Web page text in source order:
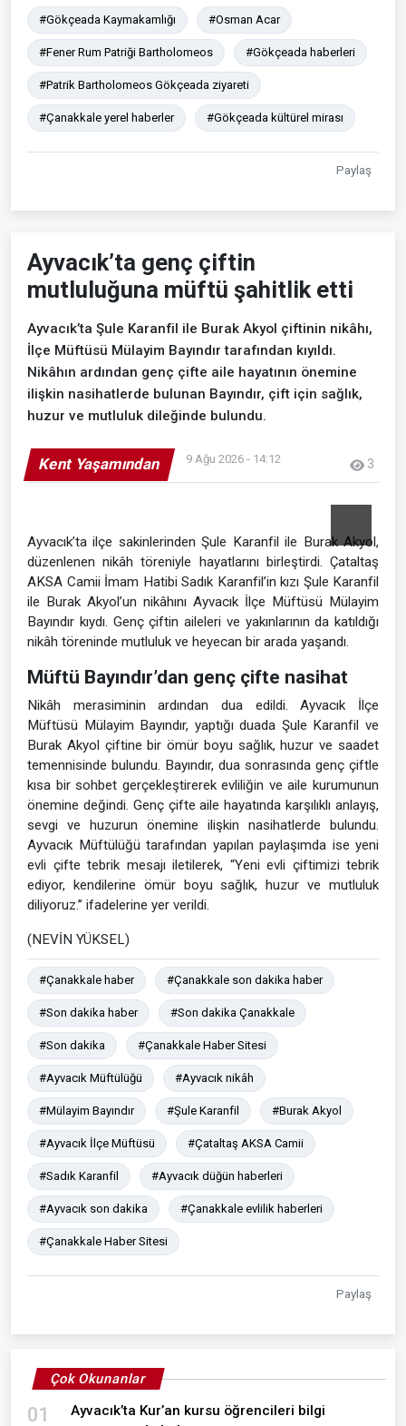
#Gökçeada Kaymakamlığı #Osman Acar
#Fener Rum Patriği Bartholomeos #Gökçeada haberleri
#Patrik Bartholomeos Gökçeada ziyareti
#Çanakkale yerel haberler #Gökçeada kültürel mirası
Paylaş
Ayvacık’ta genç çiftin
mutluluğuna müftü şahitlik etti
Ayvacık’ta Şule Karanfil ile Burak Akyol çiftinin nikâhı,
İlçe Müftüsü Mülayim Bayındır tarafından kıyıldı.
Nikâhın ardından genç çifte aile hayatının önemine
ilişkin nasihatlerde bulunan Bayındır, çift için sağlık,
huzur ve mutluluk dileğinde bulundu.
Kent Yaşamından 9 Ağu 2026 - 14:12 3
Ayvacık’ta ilçe sakinlerinden Şule Karanfil ile Burak Akyol,
düzenlenen nikâh töreniyle hayatlarını birleştirdi. Çataltaş
AKSA Camii İmam Hatibi Sadık Karanfil’in kızı Şule Karanfil
ile Burak Akyol’un nikâhını Ayvacık İlçe Müftüsü Mülayim
Bayındır kıydı. Genç çiftin aileleri ve yakınlarının da katıldığı
nikâh töreninde mutluluk ve heyecan bir arada yaşandı.
Müftü Bayındır’dan genç çifte nasihat
Nikâh merasiminin ardından dua edildi. Ayvacık İlçe
Müftüsü Mülayim Bayındır, yaptığı duada Şule Karanfil ve
Burak Akyol çiftine bir ömür boyu sağlık, huzur ve saadet
temennisinde bulundu. Bayındır, dua sonrasında genç çiftle
kısa bir sohbet gerçekleştirerek evliliğin ve aile kurumunun
önemine değindi. Genç çifte aile hayatında karşılıklı anlayış,
sevgi ve huzurun önemine ilişkin nasihatlerde bulundu.
Ayvacık Müftülüğü tarafından yapılan paylaşımda ise yeni
evli çifte tebrik mesajı iletilerek, “Yeni evli çiftimizi tebrik
ediyor, kendilerine ömür boyu sağlık, huzur ve mutluluk
diliyoruz.” ifadelerine yer verildi.
(NEVİN YÜKSEL)
#Çanakkale haber #Çanakkale son dakika haber
#Son dakika haber #Son dakika Çanakkale
#Son dakika #Çanakkale Haber Sitesi
#Ayvacık Müftülüğü #Ayvacık nikâh
#Mülayim Bayındır #Şule Karanfil #Burak Akyol
#Ayvacık İlçe Müftüsü #Çataltaş AKSA Camii
#Sadık Karanfil #Ayvacık düğün haberleri
#Ayvacık son dakika #Çanakkale evlilik haberleri
#Çanakkale Haber Sitesi
Paylaş
Çok Okunanlar
01
Ayvacık’ta Kur’an kursu öğrencileri bilgi